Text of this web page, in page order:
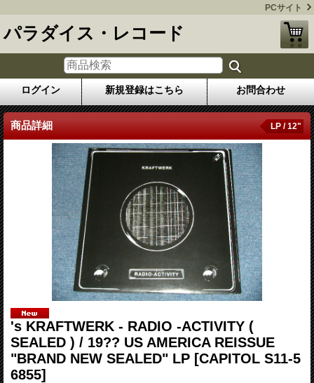
PCサイト
パラダイス・レコード
ログイン 新規登録はこちら お問合わせ
商品詳細 LP / 12"
's KRAFTWERK - RADIO -ACTIVITY (
SEALED ) / 19?? US AMERICA REISSUE
"BRAND NEW SEALED" LP [CAPITOL S11-5
6855]